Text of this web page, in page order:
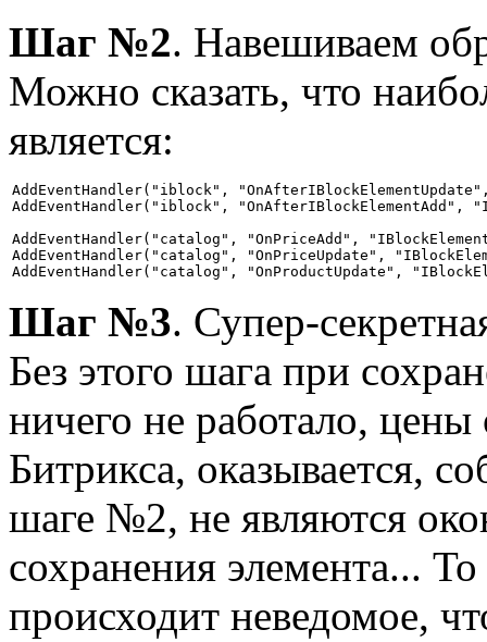
Шаг №2. Навешиваем
Можно сказать, что
является:
AddEventHandler("iblock",
AddEventHandler("iblock", "OnAfterIBlockElementAdd",
AddEventHandler("catalog", "OnPriceAdd",
AddEventHandler("catalog", "OnPriceUpdate",
AddEventHandler("catalog", "OnProductUpdate",
Шаг №3. Супер-
Без этого шага при
ничего не работало,
Битрикса, оказывается,
шаге №2, не являются
сохранения элемента...
происходит неведомое,